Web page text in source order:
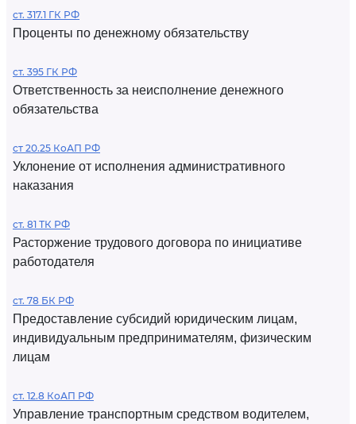
ст. 317.1 ГК РФ
Проценты по денежному обязательству
ст. 395 ГК РФ
Ответственность за неисполнение денежного
обязательства
ст 20.25 КоАП РФ
Уклонение от исполнения административного
наказания
ст. 81 ТК РФ
Расторжение трудового договора по инициативе
работодателя
ст. 78 БК РФ
Предоставление субсидий юридическим лицам,
индивидуальным предпринимателям, физическим
лицам
ст. 12.8 КоАП РФ
Управление транспортным средством водителем,